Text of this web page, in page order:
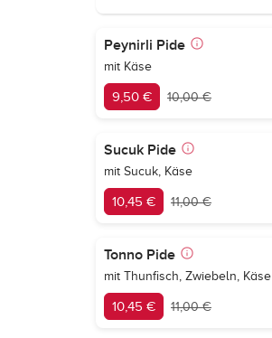
Peynirli Pide
mit Käse
9,50 € 10,00 €
Sucuk Pide
mit Sucuk, Käse
10,45 € 11,00 €
Tonno Pide
mit Thunfisch, Zwiebeln, Käse
10,45 € 11,00 €